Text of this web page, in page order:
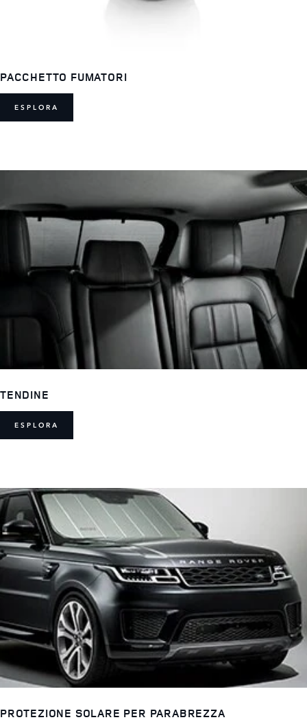
PACCHETTO FUMATORI
ESPLORA
TENDINE
ESPLORA
PROTEZIONE SOLARE PER PARABREZZA